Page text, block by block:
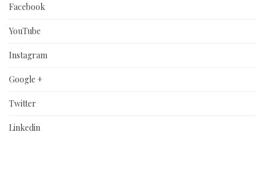
Facebook
YouTube
Instagram
Google +
Twitter
Linkedin